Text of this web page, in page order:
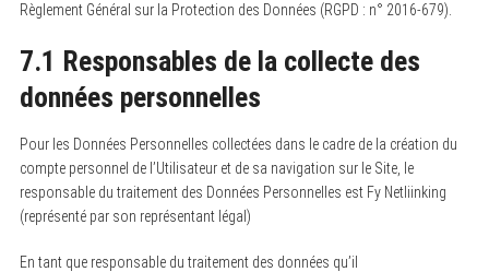
Règlement Général sur la Protection des Données (RGPD : n° 2016-679).
7.1 Responsables de la collecte des
données personnelles
Pour les Données Personnelles collectées dans le cadre de la création du
compte personnel de l’Utilisateur et de sa navigation sur le Site, le
responsable du traitement des Données Personnelles est Fy Netliinking
(représenté par son représentant légal)
En tant que responsable du traitement des données qu’il